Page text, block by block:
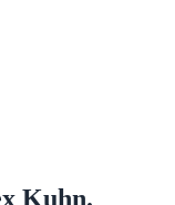
Kuhn.